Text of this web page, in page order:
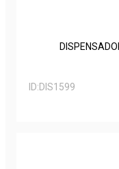
ID:DIS1599